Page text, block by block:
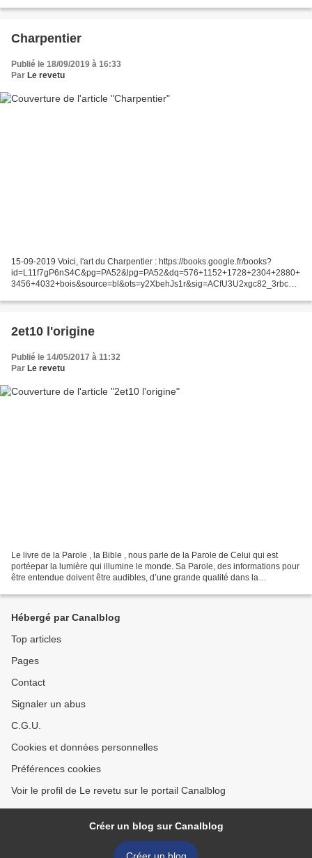
Charpentier
Publié le 18/09/2019 à 16:33
Par Le revetu
15-09-2019 Voici, l'art du Charpentier : https://books.google.fr/books?
id=L11f7gP6nS4C&pg=PA52&lpg=PA52&dq=576+1152+1728+2304+2880+
3456+4032+bois&source=bl&ots=y2XbehJs1r&sig=ACfU3U2xgc82_3rbcFp
CB3GTzr0STdg&hl=fr&sa=X&ved=2ahUKEwjLp7eVu9LkAhVKzYUKHatOBS
202880%203456%204032%20bois&f=false...
2et10 l'origine
Publié le 14/05/2017 à 11:32
Par Le revetu
Le livre de la Parole , la Bible , nous parle de la Parole de Celui qui est
portéepar la lumière qui illumine le monde. Sa Parole, des informations pour
être entendue doivent être audibles, d’une grande qualité dans la
Hébergé par Canalblog
Top articles
Pages
Contact
Signaler un abus
C.G.U.
Cookies et données personnelles
Préférences cookies
Voir le profil de Le revetu sur le portail Canalblog
Créer un blog sur Canalblog